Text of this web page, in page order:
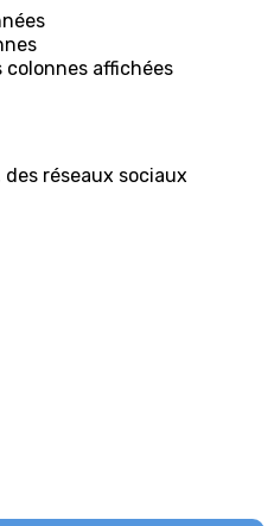
affichées
réseaux sociaux